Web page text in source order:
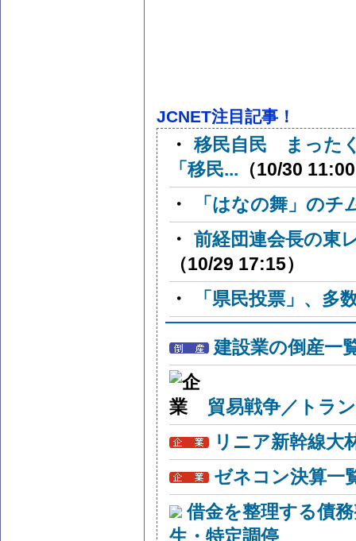
JCNET注目記事！
・ 移民自民 まった
「移民... （10/30
・
「はなの舞」の
・ 前経団連会長の東
（10/29 17:15）
・
「県民投票」、多
建設業の倒産一
貿易戦争／トラ
リニア新幹線大
ゼネコン決算一
借金を整理する債
生・特定調停